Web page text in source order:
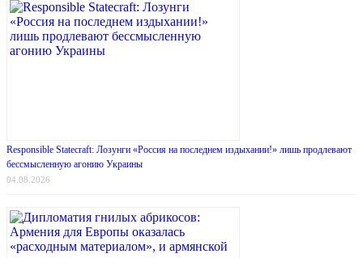
Responsible Statecraft: Лозунги «Россия на последнем издыхании!» лишь продлевают
бессмысленную агонию Украины
04.08.2026